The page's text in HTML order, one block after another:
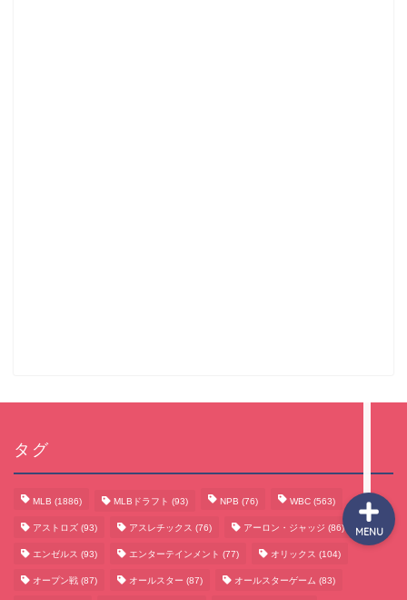
タグ
MLB (1886) MLBドラフト (93) NPB (76) WBC (563)
アストロズ (93) アスレチックス (76) アーロン・ジャッジ (86)
エンゼルス (93) エンターテインメント (77) オリックス (104)
オープン戦 (87) オールスター (87) オールスターゲーム (83)
MENU